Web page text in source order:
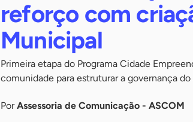
reforço com
Municipal
Primeira etapa do Programa Cidade
comunidade para estruturar a governança
PorAssessoria de Comunicação - ASCOM